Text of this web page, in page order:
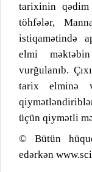
tarixinin qədim
töhfələr,
istiqamətində
elmi
vurğulanıb.
tarix elminə
üçün qiymətli
© Bütün
edərkən